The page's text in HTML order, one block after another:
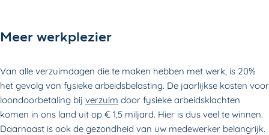
Meer werkplezier
Van alle verzuimdagen die te maken hebben met werk, is 20%
het gevolg van fysieke arbeidsbelasting. De jaarlijkse kosten voor
loondoorbetaling bij verzuim door fysieke arbeidsklachten
komen in ons land uit op € 1,5 miljard. Hier is dus veel te winnen.
Daarnaast is ook de gezondheid van uw medewerker belangrijk.